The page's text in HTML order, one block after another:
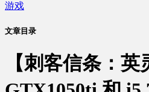
游戏
文章目录
【刺客信条：